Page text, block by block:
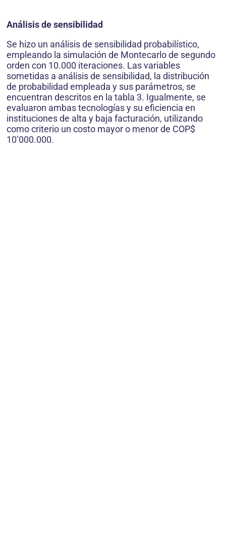
Análisis de sensibilidad
Se hizo un análisis de sensibilidad probabilístico,
empleando la simulación de Montecarlo de segundo
orden con 10.000 iteraciones. Las variables
sometidas a análisis de sensibilidad, la distribución
de probabilidad empleada y sus parámetros, se
encuentran descritos en la tabla 3. Igualmente, se
evaluaron ambas tecnologías y su eficiencia en
instituciones de alta y baja facturación, utilizando
como criterio un costo mayor o menor de COP$
10’000.000.